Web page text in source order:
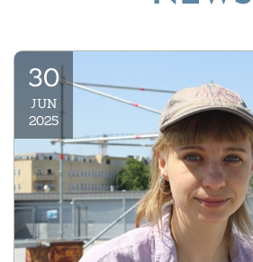
30
JUN
2025